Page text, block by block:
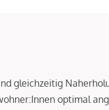
gleichzeitig
optimal